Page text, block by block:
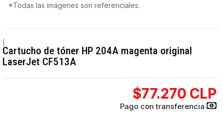
*Todas las imágenes son referenciales.
Cartucho de tóner HP 204A magenta original
LaserJet CF513A
$77.270 CLP
Pago con transferencia